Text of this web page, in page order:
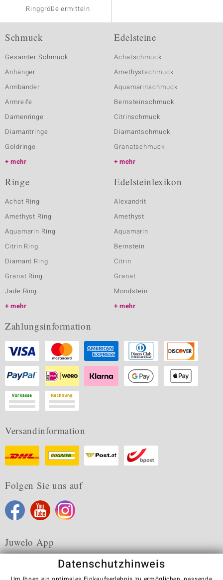
Ringgröße ermitteln
Schmuck
Gesamter Schmuck
Anhänger
Armbänder
Armreife
Damenringe
Diamantringe
Goldringe
mehr
Edelsteine
Achatschmuck
Amethystschmuck
Aquamarinschmuck
Bernsteinschmuck
Citrinschmuck
Diamantschmuck
Granatschmuck
mehr
Ringe
Achat Ring
Amethyst Ring
Aquamarin Ring
Citrin Ring
Diamant Ring
Granat Ring
Jade Ring
mehr
Edelsteinlexikon
Alexandrit
Amethyst
Aquamarin
Bernstein
Citrin
Granat
Mondstein
mehr
Zahlungsinformation
Versandinformation
Folgen Sie uns auf
Juwelo App
Datenschutzhinweis